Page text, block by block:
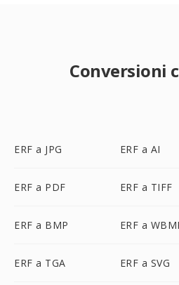
Conversioni
ERF a JPG ERF a AI
ERF a PDF ERF a TIFF
ERF a BMP ERF a
ERF a TGA ERF a SVG